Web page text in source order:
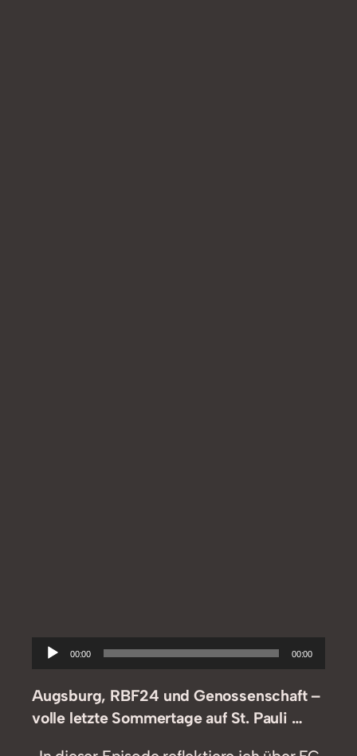
Audio-
Player
00:00 00:00
Augsburg, RBF24 und Genossenschaft –
volle letzte Sommertage auf St. Pauli …